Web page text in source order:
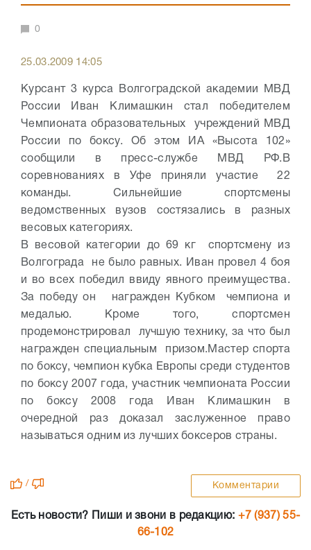
0
25.03.2009 14:05
Курсант 3 курса Волгоградской академии МВД
России Иван Климашкин стал победителем
Чемпионата образовательных учреждений МВД
России по боксу. Об этом ИА «Высота 102»
сообщили в пресс-службе МВД РФ. В
соревнованиях в Уфе приняли участие 22
команды. Сильнейшие спортсмены
ведомственных вузов состязались в разных
весовых категориях.
В весовой категории до 69 кг спортсмену из
Волгограда не было равных. Иван провел 4 боя
и во всех победил ввиду явного преимущества.
За победу он награжден Кубком чемпиона и
медалью. Кроме того, спортсмен
продемонстрировал лучшую технику, за что был
награжден специальным призом. Мастер спорта
по боксу, чемпион кубка Европы среди студентов
по боксу 2007 года, участник чемпионата России
по боксу 2008 года Иван Климашкин в
очередной раз доказал заслуженное право
называться одним из лучших боксеров страны.
/ Комментарии
Есть новости? Пиши и звони в редакцию: +7 (937) 55-
66-102